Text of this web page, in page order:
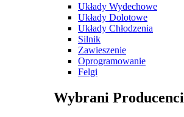
Układy Wydechowe
Układy Dolotowe
Układy Chłodzenia
Silnik
Zawieszenie
Oprogramowanie
Felgi
Wybrani Producenci